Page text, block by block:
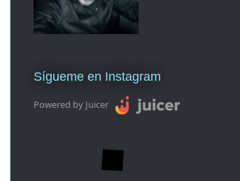
Sígueme en Instagram
Powered by Juicer